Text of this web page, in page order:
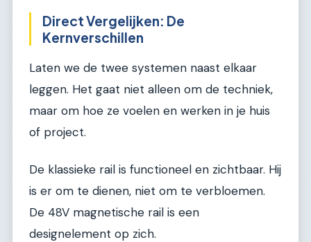
Direct Vergelijken: De
Kernverschillen
Laten we de twee systemen naast elkaar
leggen. Het gaat niet alleen om de techniek,
maar om hoe ze voelen en werken in je huis
of project.
De klassieke rail is functioneel en zichtbaar. Hij
is er om te dienen, niet om te verbloemen.
De 48V magnetische rail is een
designelement op zich.